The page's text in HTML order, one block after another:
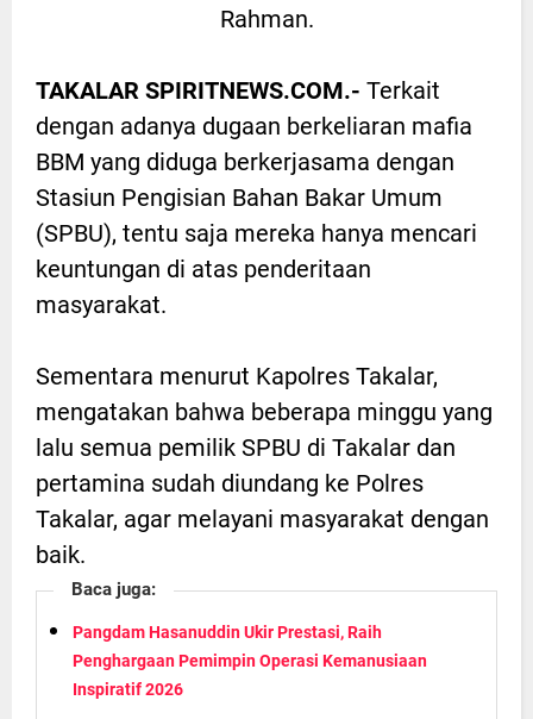
Rahman.
TAKALAR SPIRITNEWS.COM.- Terkait
dengan adanya dugaan berkeliaran mafia
BBM yang diduga berkerjasama dengan
Stasiun Pengisian Bahan Bakar Umum
(SPBU), tentu saja mereka hanya mencari
keuntungan di atas penderitaan
masyarakat.
Sementara menurut Kapolres Takalar,
mengatakan bahwa beberapa minggu yang
lalu semua pemilik SPBU di Takalar dan
pertamina sudah diundang ke Polres
Takalar, agar melayani masyarakat dengan
baik.
Baca juga:
Pangdam Hasanuddin Ukir Prestasi, Raih
Penghargaan Pemimpin Operasi Kemanusiaan
Inspiratif 2026